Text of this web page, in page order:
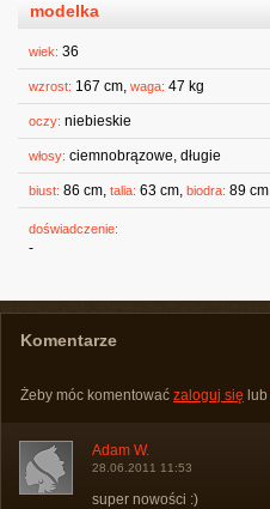
modelka
wiek: 36
wzrost: 167 cm, waga: 47 kg
oczy: niebieskie
włosy: ciemnobrązowe, długie
biust: 86 cm, talia: 63 cm, biodra: 89 cm
doświadczenie:
-
Komentarze
Żeby móc komentować zaloguj się lub
Adam W.
28.06.2011 11:53
super nowości :)